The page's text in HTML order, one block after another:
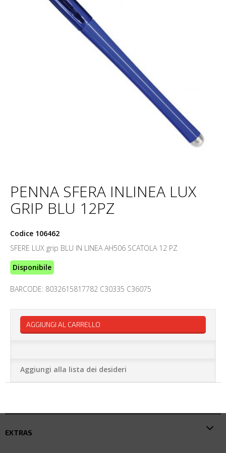
PENNA SFERA INLINEA LUX
GRIP BLU 12PZ
Codice 106462
SFERE LUX grip BLU IN LINEA AH506 SCATOLA 12 PZ
Disponibile
BARCODE: 8032615817782 C30335 C36075
AGGIUNGI AL CARRELLO
Aggiungi alla lista dei desideri
EXTRAS